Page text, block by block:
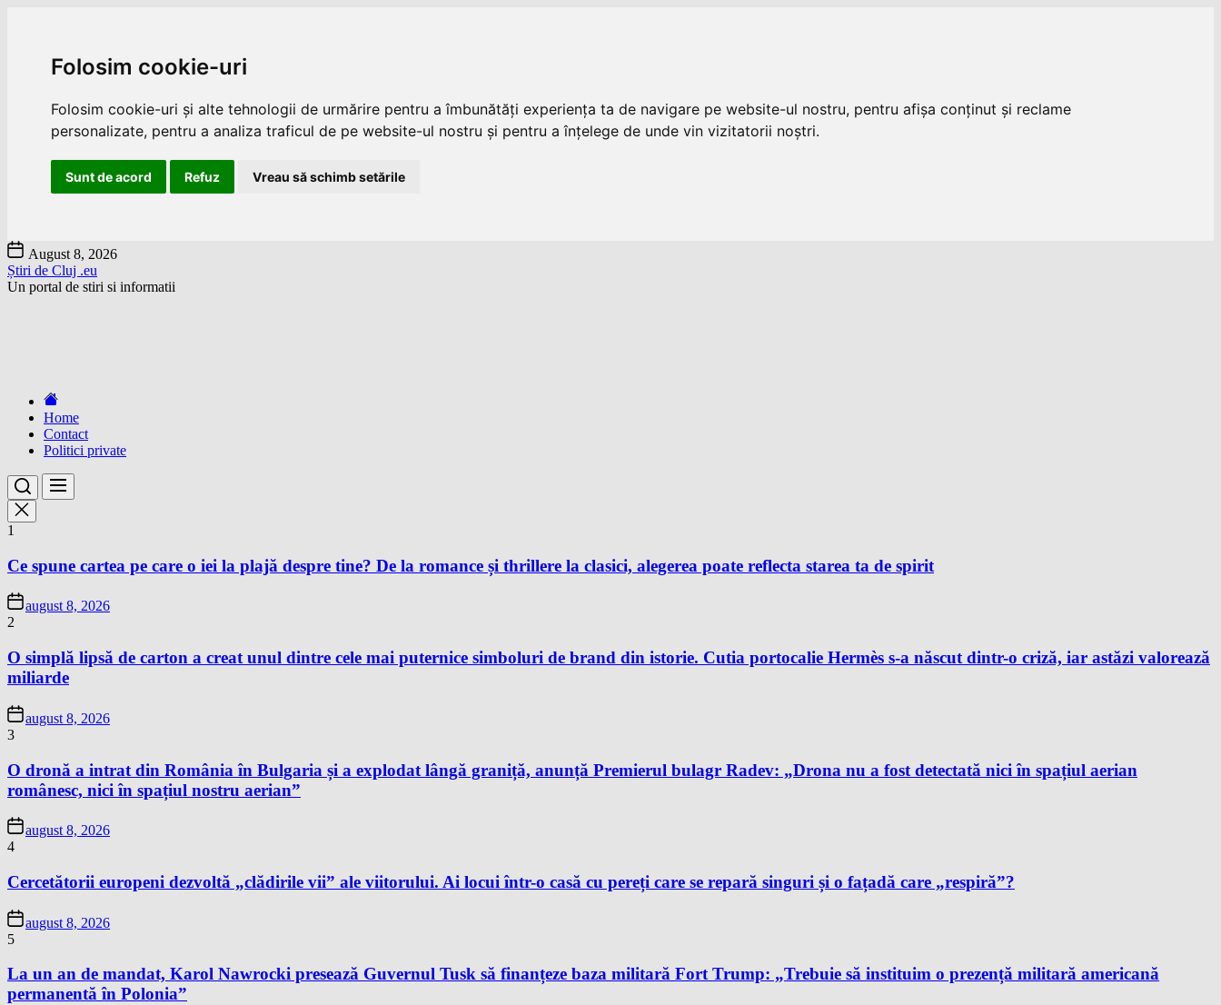
Folosim cookie-uri
Folosim cookie-uri și alte tehnologii de urmărire pentru a îmbunătăți experiența ta de navigare pe website-ul nostru, pentru afișa conținut și reclame
personalizate, pentru a analiza traficul de pe website-ul nostru și pentru a înțelege de unde vin vizitatorii noștri.
Sunt de acord Refuz Vreau să schimb setările
Skip
to
the
content
August 8, 2026
Știri de Cluj .eu
Un portal de stiri si informatii
Home
Contact
Politici private
1
Ce spune cartea pe care o iei la plajă despre tine? De la romance și thrillere la clasici, alegerea poate reflecta starea ta de spirit
august 8, 2026
2
O simplă lipsă de carton a creat unul dintre cele mai puternice simboluri de brand din istorie. Cutia portocalie Hermès s-a născut dintr-o criză, iar astăzi valorează
miliarde
august 8, 2026
3
O dronă a intrat din România în Bulgaria și a explodat lângă graniță, anunță Premierul bulagr Radev: „Drona nu a fost detectată nici în spațiul aerian
românesc, nici în spațiul nostru aerian”
august 8, 2026
4
Cercetătorii europeni dezvoltă „clădirile vii” ale viitorului. Ai locui într-o casă cu pereți care se repară singuri și o fațadă care „respiră”?
august 8, 2026
5
La un an de mandat, Karol Nawrocki presează Guvernul Tusk să finanțeze baza militară Fort Trump: „Trebuie să instituim o prezență militară americană
permanentă în Polonia”